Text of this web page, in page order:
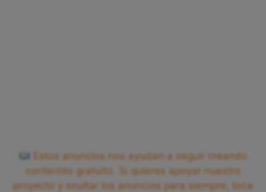
Estos anuncios nos ayudan a seguir creando
contenido gratuito. Si quieres apoyar nuestro
proyecto y ocultar los anuncios para siempre, toca